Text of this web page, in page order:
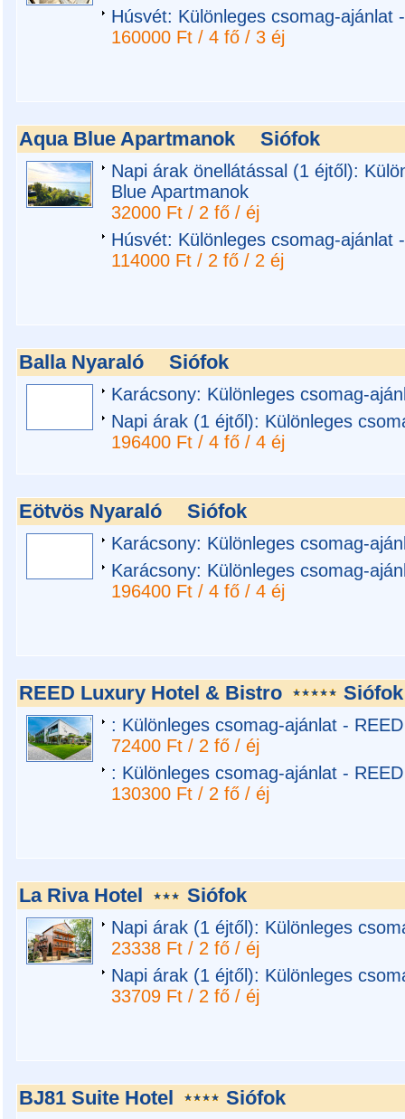
Húsvét: Különleges csomag-ajánlat
160000 Ft / 4 fő / 3 éj
Aqua Blue Apartmanok Siófok
Napi árak önellátással (1 éjtől):
Blue Apartmanok
32000 Ft / 2 fő / éj
Húsvét: Különleges csomag-ajánlat
114000 Ft / 2 fő / 2 éj
Balla Nyaraló Siófok
Karácsony: Különleges csomag-
Napi árak (1 éjtől): Különleges
196400 Ft / 4 fő / 4 éj
Eötvös Nyaraló Siófok
Karácsony: Különleges csomag-
Karácsony: Különleges csomag-
196400 Ft / 4 fő / 4 éj
REED Luxury Hotel & Bistro Siófok
: Különleges csomag-ajánlat -
72400 Ft / 2 fő / éj
: Különleges csomag-ajánlat -
130300 Ft / 2 fő / éj
La Riva Hotel Siófok
Napi árak (1 éjtől): Különleges
23338 Ft / 2 fő / éj
Napi árak (1 éjtől): Különleges
33709 Ft / 2 fő / éj
BJ81 Suite Hotel Siófok